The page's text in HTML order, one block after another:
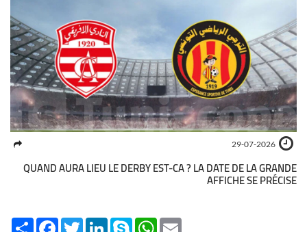
29-07-2026
QUAND AURA LIEU LE DERBY EST-CA ? LA DATE DE LA GRANDE
AFFICHE SE PRÉCISE
Share FacebookTwitterLinkedInSkype WhatsApp